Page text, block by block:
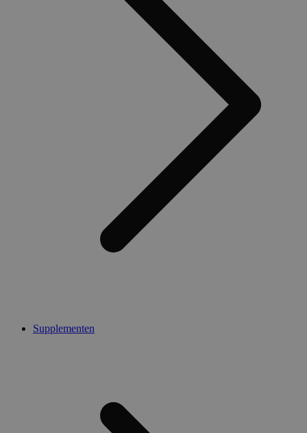
Supplementen